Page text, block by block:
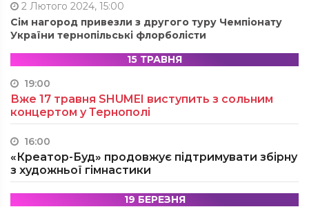
2 Лютого 2024, 15:00
Сім нагород привезли з другого туру Чемпіонату
України тернопільські флорболісти
15 ТРАВНЯ
19:00
Вже 17 травня SHUMEI виступить з сольним
концертом у Тернополі
16:00
«Креатор-Буд» продовжує підтримувати збірну
з художньої гімнастики
19 БЕРЕЗНЯ